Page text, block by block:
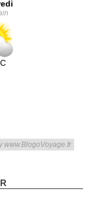
www.BlogoVoyage.fr